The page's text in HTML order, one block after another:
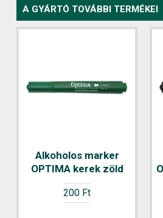
Jegyzettömb
NYOMELL A/5 50 lapos
vonalas fejben
sapkázott perforált
A GYÁRTÓ TOVÁBBI TERMÉKEI
Alkoholos marker
OPTIMA kerek zöld
200 Ft